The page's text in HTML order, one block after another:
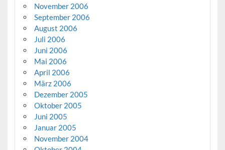
November 2006
September 2006
August 2006
Juli 2006
Juni 2006
Mai 2006
April 2006
März 2006
Dezember 2005
Oktober 2005
Juni 2005
Januar 2005
November 2004